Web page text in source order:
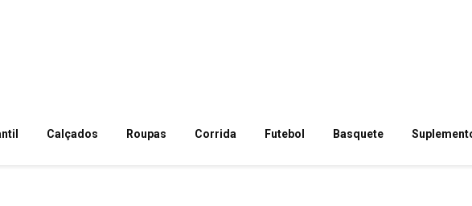
Calçados Roupas Corrida Futebol Basquete